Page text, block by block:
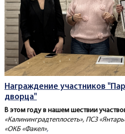
Награждение участников
дворца"
В этом году в нашем шествии
«Калининградтеплосеть», ПСЗ
«ОКБ «Факел»,